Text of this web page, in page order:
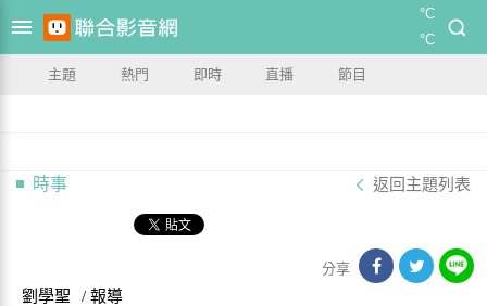
°C
°C
主題 熱門 即時 直播 節目
時事 返回主題列表
分享
劉學聖 / 報導